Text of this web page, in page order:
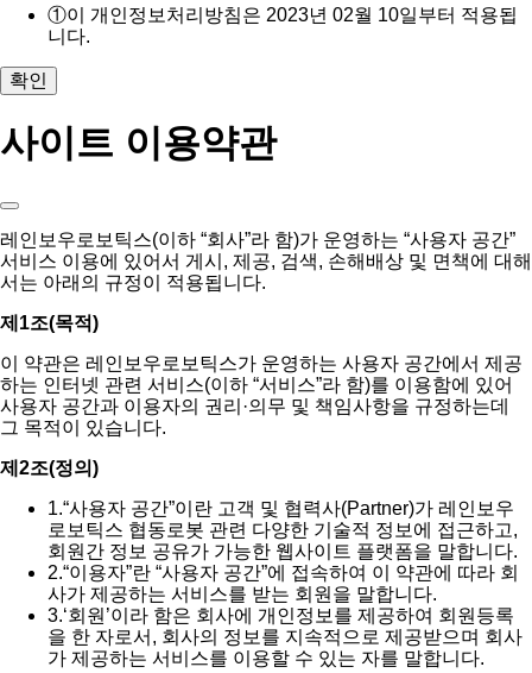
①이 개인정보처리방침은 2023년 02월 10일부터 적용됩
니다.
확인
사이트 이용약관
레인보우로보틱스(이하 “회사”라 함)가 운영하는 “사용자 공간”
서비스 이용에 있어서 게시, 제공, 검색, 손해배상 및 면책에 대해
서는 아래의 규정이 적용됩니다.
제1조(목적)
이 약관은 레인보우로보틱스가 운영하는 사용자 공간에서 제공
하는 인터넷 관련 서비스(이하 “서비스”라 함)를 이용함에 있어
사용자 공간과 이용자의 권리·의무 및 책임사항을 규정하는데
그 목적이 있습니다.
제2조(정의)
1.“사용자 공간”이란 고객 및 협력사(Partner)가 레인보우
로보틱스 협동로봇 관련 다양한 기술적 정보에 접근하고,
회원간 정보 공유가 가능한 웹사이트 플랫폼을 말합니다.
2.“이용자”란 “사용자 공간”에 접속하여 이 약관에 따라 회
사가 제공하는 서비스를 받는 회원을 말합니다.
3.‘회원’이라 함은 회사에 개인정보를 제공하여 회원등록
을 한 자로서, 회사의 정보를 지속적으로 제공받으며 회사
가 제공하는 서비스를 이용할 수 있는 자를 말합니다.